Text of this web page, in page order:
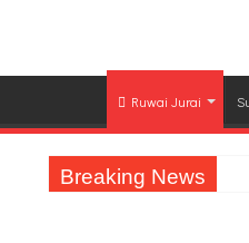
Ruwai Jurai
Breaking News
Jasa Raharja Serahkan